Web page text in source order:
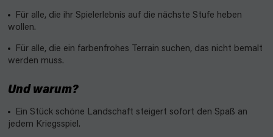
Für alle, die ihr Spielerlebnis auf die nächste Stufe heben
wollen.
Für alle, die ein farbenfrohes Terrain suchen, das nicht bemalt
werden muss.
Und warum?
Ein Stück schöne Landschaft steigert sofort den Spaß an
jedem Kriegsspiel.